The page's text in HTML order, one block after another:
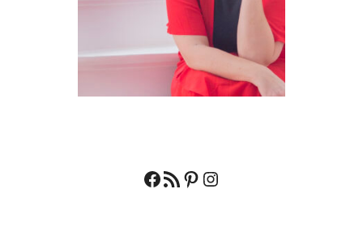
Facebook
RSS feedPinterest
Instagram